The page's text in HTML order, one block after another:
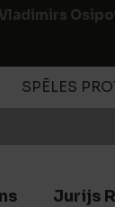
Vladimirs
SPĒLES
Jurijs